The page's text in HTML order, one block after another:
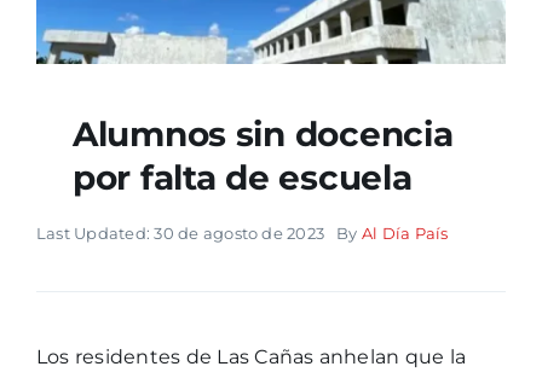
Alumnos sin docencia
por falta de escuela
Last Updated: 30 de agosto de 2023 By Al Día País
Los residentes de Las Cañas anhelan que la